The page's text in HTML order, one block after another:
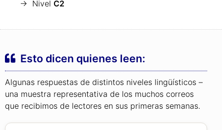
→ Nivel C2
Esto dicen quienes leen:
Algunas respuestas de distintos niveles lingüísticos –
una muestra representativa de los muchos correos
que recibimos de lectores en sus primeras semanas.